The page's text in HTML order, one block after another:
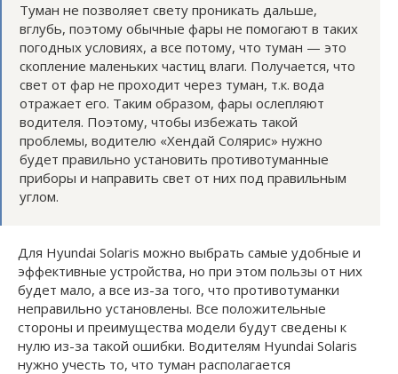
Туман не позволяет свету проникать дальше,
вглубь, поэтому обычные фары не помогают в таких
погодных условиях, а все потому, что туман — это
скопление маленьких частиц влаги. Получается, что
свет от фар не проходит через туман, т.к. вода
отражает его. Таким образом, фары ослепляют
водителя. Поэтому, чтобы избежать такой
проблемы, водителю «Хендай Солярис» нужно
будет правильно установить противотуманные
приборы и направить свет от них под правильным
углом.
Для Hyundai Solaris можно выбрать самые удобные и
эффективные устройства, но при этом пользы от них
будет мало, а все из-за того, что противотуманки
неправильно установлены. Все положительные
стороны и преимущества модели будут сведены к
нулю из-за такой ошибки. Водителям Hyundai Solaris
нужно учесть то, что туман располагается